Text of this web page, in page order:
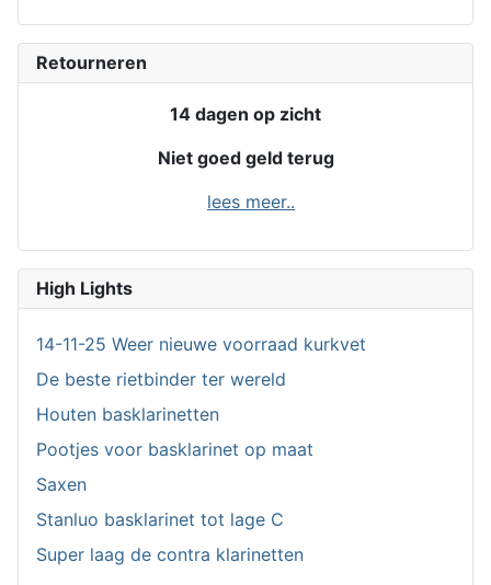
Retourneren
14 dagen op zicht
Niet goed geld terug
lees meer..
High Lights
14-11-25 Weer nieuwe voorraad kurkvet
De beste rietbinder ter wereld
Houten basklarinetten
Pootjes voor basklarinet op maat
Saxen
Stanluo basklarinet tot lage C
Super laag de contra klarinetten